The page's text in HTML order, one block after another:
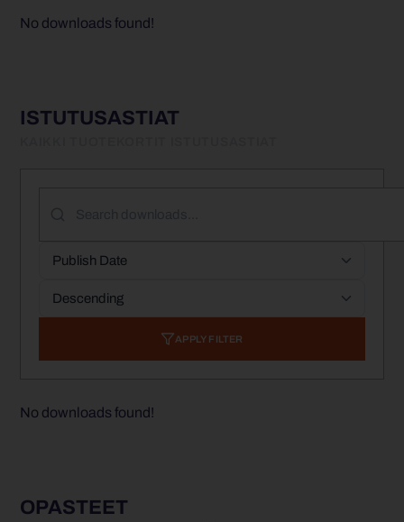
No downloads found!
ISTUTUSASTIAT
APPLY FILTER
No downloads found!
OPASTEET